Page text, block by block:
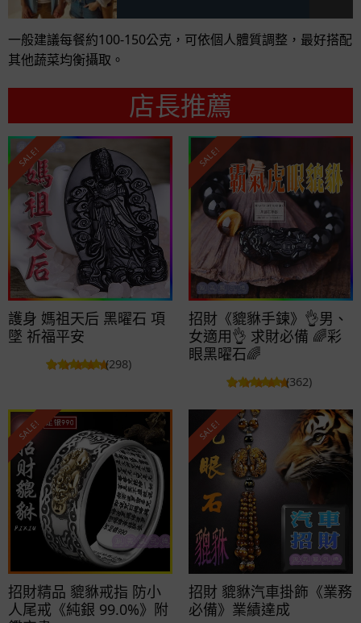
一般建議每餐約100-150公克，可依個人體質調整，最好搭配
其他蔬菜均衡攝取。
店長推薦
SALE!
護身 媽祖天后 黑曜石 項
墜 祈福平安
(298)
SALE!
招財《貔貅手鍊》👌男、
女適用👌 求財必備 🌈彩
眼黑曜石🌈
(362)
SALE!
招財精品 貔貅戒指 防小
人尾戒《純銀 99.0%》附
SALE!
招財 貔貅汽車掛飾《業務
必備》業績達成